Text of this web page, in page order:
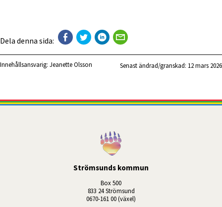
Dela denna sida:
Innehållsansvarig: Jeanette Olsson Senast ändrad/granskad: 12 mars 2026
Strömsunds kommun
Box 500
833 24 Strömsund
0670-161 00 (växel)